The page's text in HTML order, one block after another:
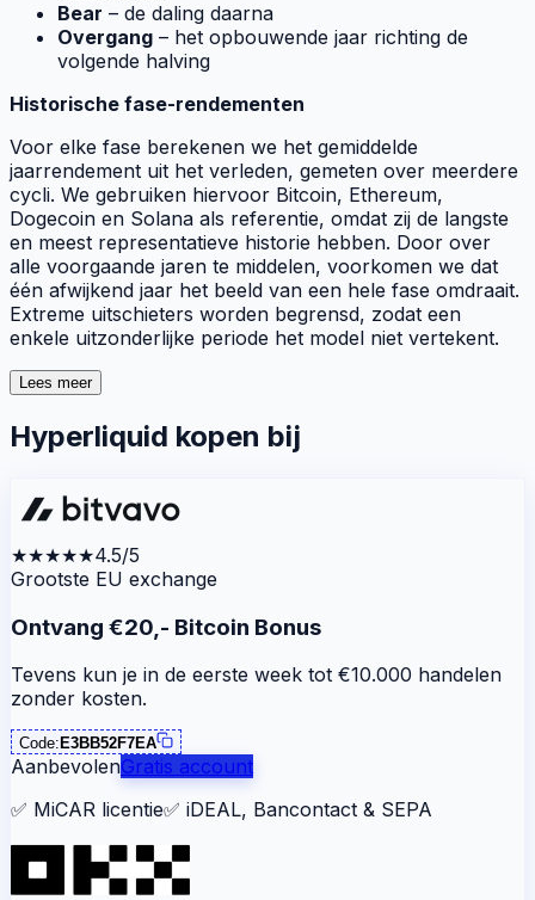
Bear – de daling daarna
Overgang – het opbouwende jaar richting de
volgende halving
Historische fase-rendementen
Voor elke fase berekenen we het gemiddelde
jaarrendement uit het verleden, gemeten over meerdere
cycli. We gebruiken hiervoor Bitcoin, Ethereum,
Dogecoin en Solana als referentie, omdat zij de langste
en meest representatieve historie hebben. Door over
alle voorgaande jaren te middelen, voorkomen we dat
één afwijkend jaar het beeld van een hele fase omdraait.
Extreme uitschieters worden begrensd, zodat een
enkele uitzonderlijke periode het model niet vertekent.
Lees meer
Hyperliquid kopen bij
★★★★★4.5/5
Grootste EU exchange
Ontvang €20,- Bitcoin Bonus
Tevens kun je in de eerste week tot €10.000 handelen
zonder kosten.
Code: E3BB52F7EA
AanbevolenGratis account
✅ MiCAR licentie✅ iDEAL, Bancontact & SEPA